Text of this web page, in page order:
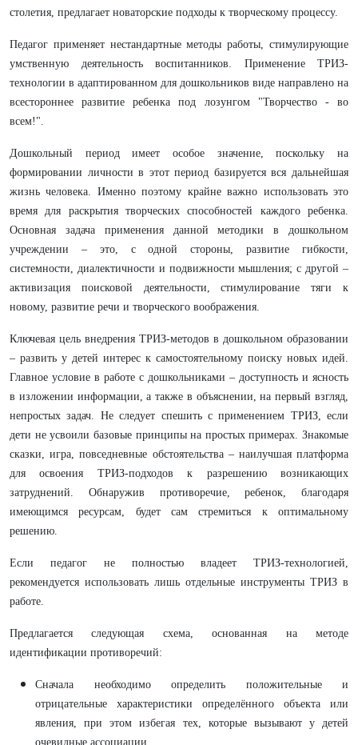
столетия, предлагает новаторские подходы к творческому процессу.
Педагог применяет нестандартные методы работы, стимулирующие
умственную деятельность воспитанников. Применение ТРИЗ-
технологии в адаптированном для дошкольников виде направлено на
всестороннее развитие ребенка под лозунгом "Творчество - во
всем!".
Дошкольный период имеет особое значение, поскольку на
формировании личности в этот период базируется вся дальнейшая
жизнь человека. Именно поэтому крайне важно использовать это
время для раскрытия творческих способностей каждого ребенка.
Основная задача применения данной методики в дошкольном
учреждении – это, с одной стороны, развитие гибкости,
системности, диалектичности и подвижности мышления; с другой –
активизация поисковой деятельности, стимулирование тяги к
новому, развитие речи и творческого воображения.
Ключевая цель внедрения ТРИЗ-методов в дошкольном образовании
– развить у детей интерес к самостоятельному поиску новых идей.
Главное условие в работе с дошкольниками – доступность и ясность
в изложении информации, а также в объяснении, на первый взгляд,
непростых задач. Не следует спешить с применением ТРИЗ, если
дети не усвоили базовые принципы на простых примерах. Знакомые
сказки, игра, повседневные обстоятельства – наилучшая платформа
для освоения ТРИЗ-подходов к разрешению возникающих
затруднений. Обнаружив противоречие, ребенок, благодаря
имеющимся ресурсам, будет сам стремиться к оптимальному
решению.
Если педагог не полностью владеет ТРИЗ-технологией,
рекомендуется использовать лишь отдельные инструменты ТРИЗ в
работе.
Предлагается следующая схема, основанная на методе
идентификации противоречий:
Сначала необходимо определить положительные и
отрицательные характеристики определённого объекта или
явления, при этом избегая тех, которые вызывают у детей
очевидные ассоциации.